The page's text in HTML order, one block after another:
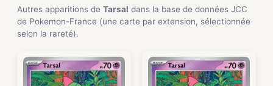
Autres apparitions de Tarsal dans la base de données JCC
de Pokemon-France (une carte par extension, sélectionnée
selon la rareté).